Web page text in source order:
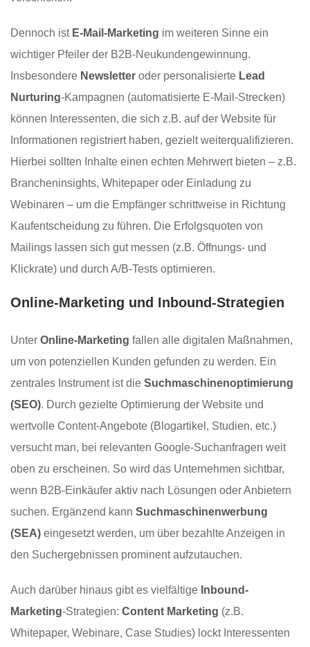
Dennoch ist E-Mail-Marketing im weiteren Sinne ein
wichtiger Pfeiler der B2B-Neukundengewinnung.
Insbesondere Newsletter oder personalisierte Lead
Nurturing-Kampagnen (automatisierte E-Mail-Strecken)
können Interessenten, die sich z.B. auf der Website für
Informationen registriert haben, gezielt weiterqualifizieren.
Hierbei sollten Inhalte einen echten Mehrwert bieten – z.B.
Brancheninsights, Whitepaper oder Einladung zu
Webinaren – um die Empfänger schrittweise in Richtung
Kaufentscheidung zu führen. Die Erfolgsquoten von
Mailings lassen sich gut messen (z.B. Öffnungs- und
Klickrate) und durch A/B-Tests optimieren.
Online-Marketing und Inbound-Strategien
Unter Online-Marketing fallen alle digitalen Maßnahmen,
um von potenziellen Kunden gefunden zu werden. Ein
zentrales Instrument ist die Suchmaschinenoptimierung
(SEO). Durch gezielte Optimierung der Website und
wertvolle Content-Angebote (Blogartikel, Studien, etc.)
versucht man, bei relevanten Google-Suchanfragen weit
oben zu erscheinen. So wird das Unternehmen sichtbar,
wenn B2B-Einkäufer aktiv nach Lösungen oder Anbietern
suchen. Ergänzend kann Suchmaschinenwerbung
(SEA) eingesetzt werden, um über bezahlte Anzeigen in
den Suchergebnissen prominent aufzutauchen.
Auch darüber hinaus gibt es vielfältige Inbound-
Marketing-Strategien: Content Marketing (z.B.
Whitepaper, Webinare, Case Studies) lockt Interessenten